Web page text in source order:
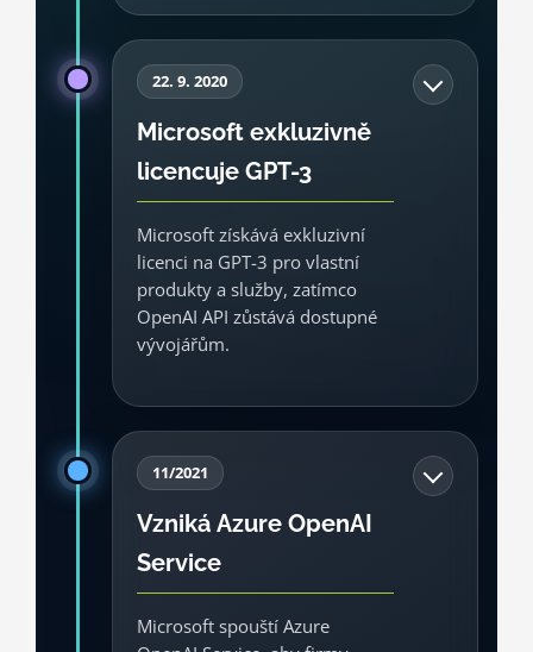
distribuční dohoda. Microsoft buduje
infrastrukturu pro trénování velkých
modelů a zároveň z ní chce postupně
udělat platformu pro další zákazníky.
Cloud Zdroj: Microsoft, 2020
22. 9. 2020
Microsoft exkluzivně
licencuje GPT-3
Microsoft získává exkluzivní
licenci na GPT-3 pro vlastní
produkty a služby, zatímco
OpenAI API zůstává dostupné
vývojářům.
partnerství. Microsoft může integrovat
technologii GPT-3 do vlastních řešení,
což předznamenává pozdější vlnu
Copilotů a AI funkcí napříč jeho
portfoliem.
11/2021
Vzniká Azure OpenAI
Service
Microsoft spouští Azure